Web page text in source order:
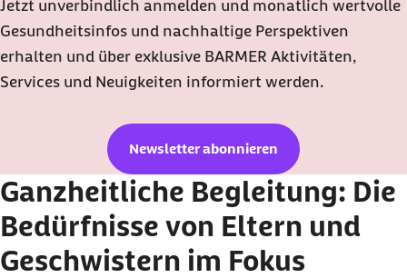
Jetzt unverbindlich anmelden und monatlich wertvolle
Gesundheitsinfos und nachhaltige Perspektiven
erhalten und über exklusive BARMER Aktivitäten,
Services und Neuigkeiten informiert werden.
Newsletter abonnieren
Ganzheitliche Begleitung: Die
Bedürfnisse von Eltern und
Geschwistern im Fokus